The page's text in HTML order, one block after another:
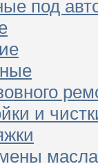
под
и
масла